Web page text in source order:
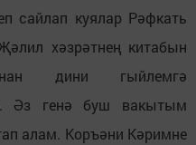
сайлап куялар Рәфкать
хәзрәтнең китабын
дини гыйлемгә
Әз генә буш вакытым
алам. Коръәни Кәримне